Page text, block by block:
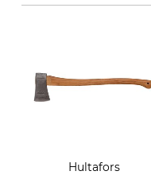
Hultafors